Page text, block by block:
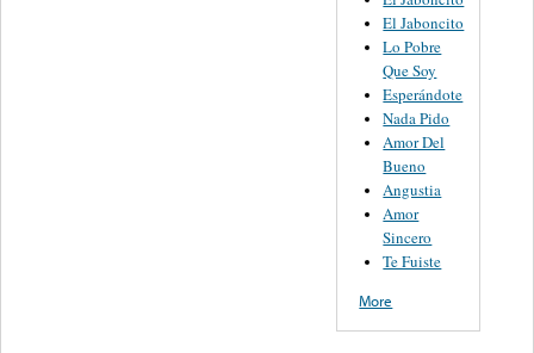
El Jaboncito
Lo Pobre
Que Soy
Esperándote
Nada Pido
Amor Del
Bueno
Angustia
Amor
Sincero
Te Fuiste
More